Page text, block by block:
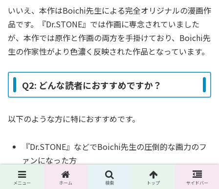
いいえ、本作はBoichi先生による完全オリジナルの漫画作
品です。『Dr.STONE』では作画に専念されていました
が、本作では原作と作画の両方を手掛けており、Boichi先
生の作家性がより色濃く反映された作品となっています。
Q2: どんな読者におすすめですか？
以下のような方に特におすすめです。
『Dr.STONE』などでBoichi先生の圧倒的な画力のフ
ァンになった方
西部劇やスチームパンクといった、ロマンあふれる
メニュー ホーム 検索 トップ サイドバー